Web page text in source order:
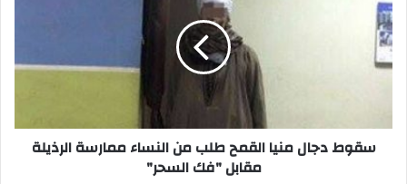
منيا
القمح
طلب
من
الرذيلة
مقابل
سقوط دجال منيا القمح طلب من النساء ممارسة الرذيلة
مقابل "فك السحر"